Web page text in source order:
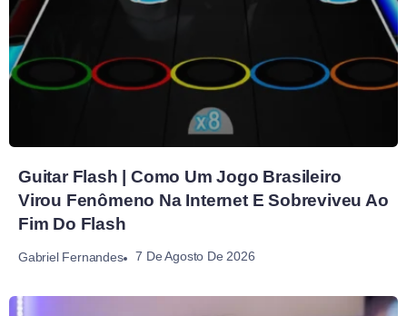
Guitar Flash | Como Um Jogo Brasileiro
Virou Fenômeno Na Internet E Sobreviveu Ao
Fim Do Flash
Gabriel Fernandes 7 De Agosto De 2026